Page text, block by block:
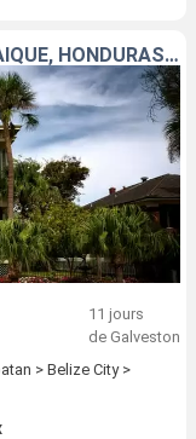
ÉTATS-UNIS, CAÏMANS (ÎLES), JAMAÏQUE, HONDURAS, BELIZE, MEXIQUE
11 jours
de Galveston
> Belize City >